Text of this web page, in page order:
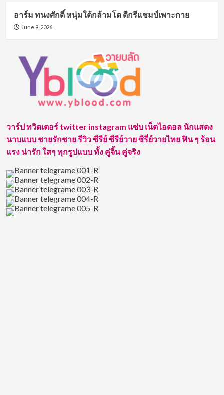
อาร์ม ทนงศักดิ์ หนุ่มใต้กล้ามโต ดีกรีแชมป์เพาะกาย
June 9, 2026
วาร์ป ทวิตเตอร์ twitter instagram แซ่บ เน็ตไอดอล นักแสดง
นาบแบบ ชายรักชาย รีวิว ซีรีย์ ซีรีย์วาย ซีรี่ย์วายไทย ฟิน ๆ ร้อน
แรง น่ารัก ใสๆ ทุกรูปแบบ ทั้ง คู่จิ้น คู่จริง